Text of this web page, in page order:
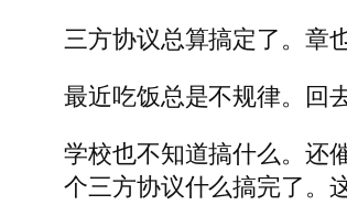
三方协议总算搞定了。章
最近吃饭总是不规律。回
学校也不知道搞什么。还
个三方协议什么搞完了。